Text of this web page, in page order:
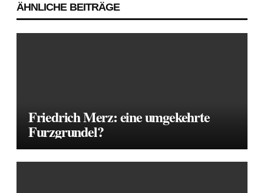
ÄHNLICHE BEITRÄGE
Friedrich Merz: eine umgekehrte
Furzgrundel?